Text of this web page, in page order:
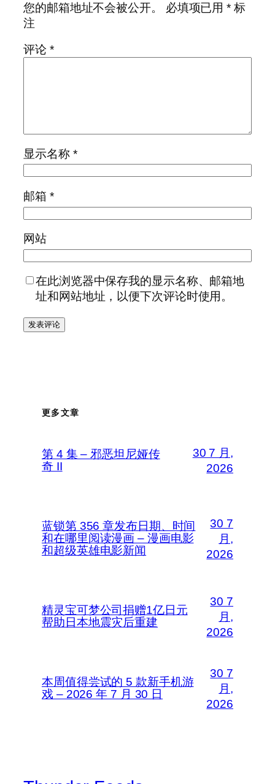
您的邮箱地址不会被公开。
必填项已用* 标
注
评论 *
显示名称 *
邮箱 *
网站
在此浏览器中保存我的显示名称、邮箱地
址和网站地址，以便下次评论时使用。
更多文章
第 4 集 – 邪恶坦尼娅传
奇 II
30 7 月,
2026
蓝锁第 356 章发布日期、时间
和在哪里阅读漫画 – 漫画电影
和超级英雄电影新闻
30 7
月,
2026
精灵宝可梦公司捐赠1亿日元
帮助日本地震灾后重建
30 7
月,
2026
本周值得尝试的 5 款新手机游
戏 – 2026 年 7 月 30 日
30 7
月,
2026